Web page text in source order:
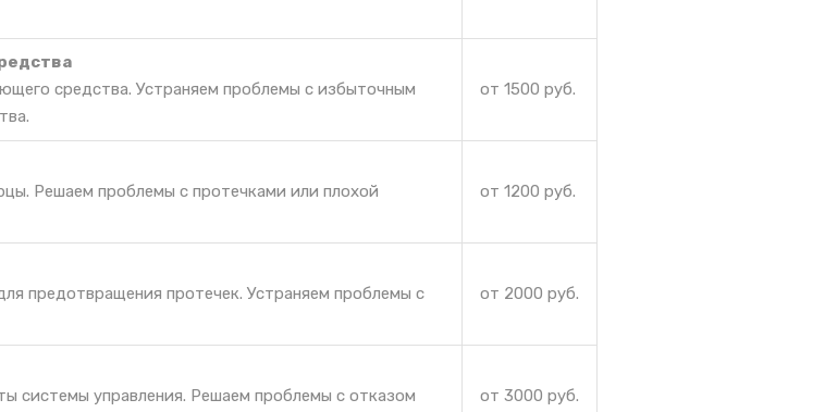
средства. Устраняем проблемы с избыточным
от 1500 руб.
Решаем проблемы с протечками или плохой
от 1200 руб.
предотвращения протечек. Устраняем проблемы с
от 2000 руб.
системы управления. Решаем проблемы с отказом
от 3000 руб.